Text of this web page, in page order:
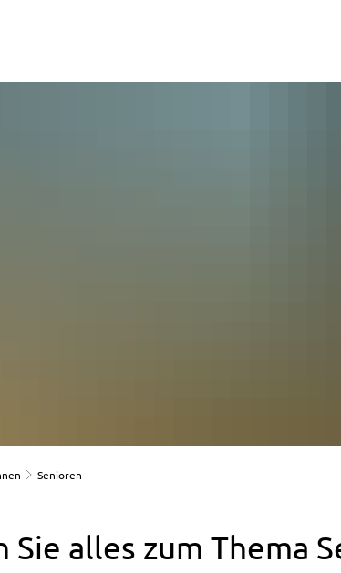
Senioren
Sie alles zum Thema